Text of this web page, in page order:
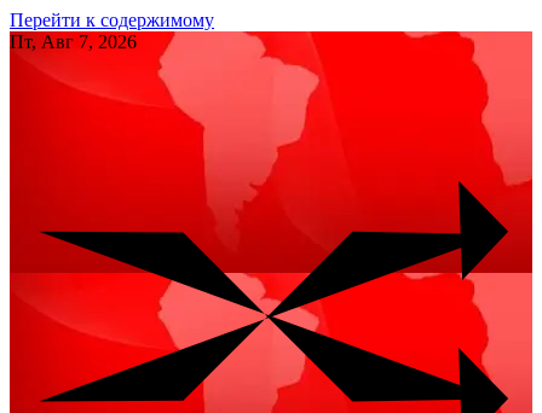
Перейти к содержимому
Пт, Авг 7, 2026